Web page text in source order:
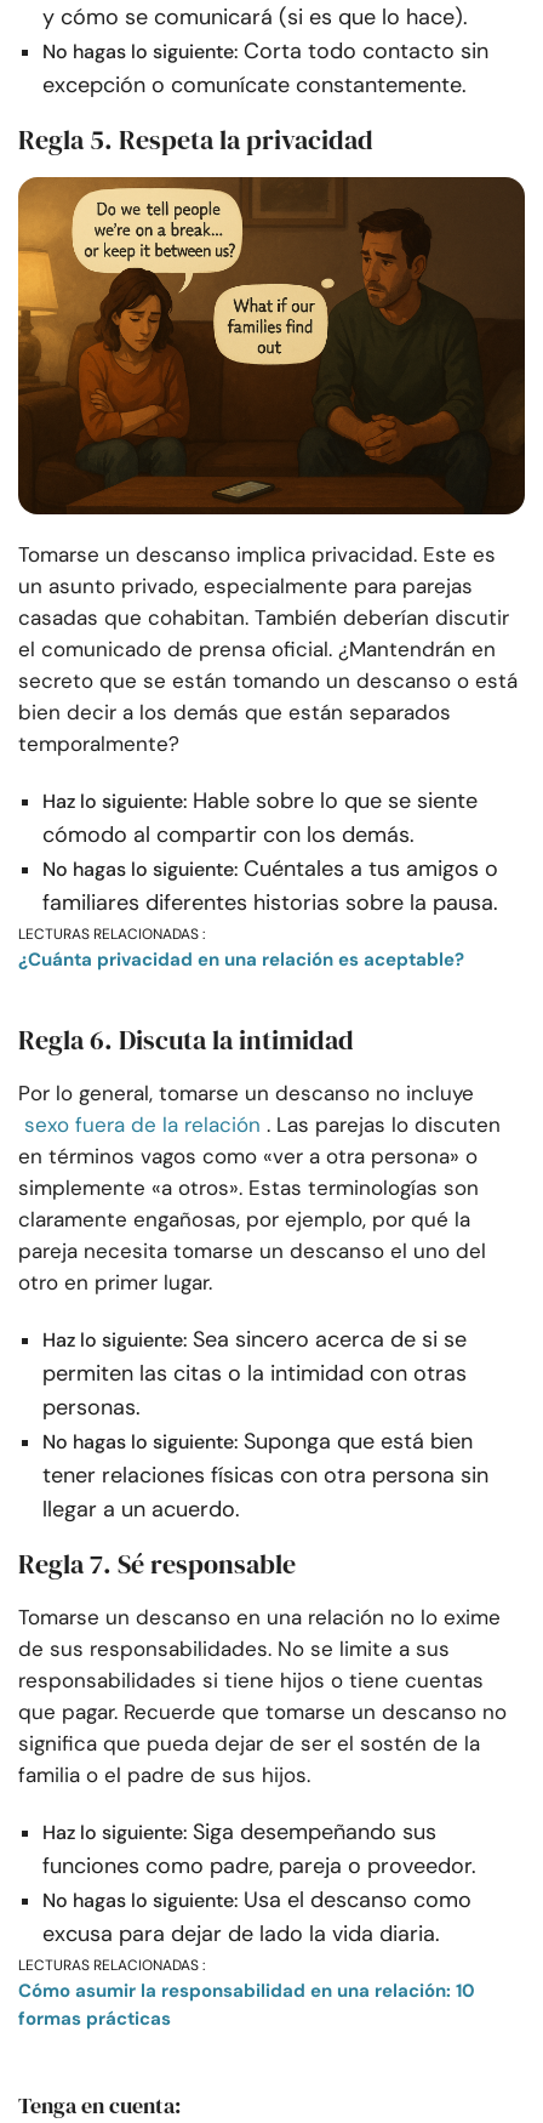
y cómo se comunicará (si es que lo hace).
No hagas lo siguiente: Corta todo contacto sin
excepción o comunícate constantemente.
Regla 5. Respeta la privacidad
Tomarse un descanso implica privacidad. Este es
un asunto privado, especialmente para parejas
casadas que cohabitan. También deberían discutir
el comunicado de prensa oficial. ¿Mantendrán en
secreto que se están tomando un descanso o está
bien decir a los demás que están separados
temporalmente?
Haz lo siguiente: Hable sobre lo que se siente
cómodo al compartir con los demás.
No hagas lo siguiente: Cuéntales a tus amigos o
familiares diferentes historias sobre la pausa.
LECTURAS RELACIONADAS :
¿Cuánta privacidad en una relación es aceptable?
Regla 6. Discuta la intimidad
Por lo general, tomarse un descanso no incluye
sexo fuera de la relación . Las parejas lo discuten
en términos vagos como «ver a otra persona» o
simplemente «a otros». Estas terminologías son
claramente engañosas, por ejemplo, por qué la
pareja necesita tomarse un descanso el uno del
otro en primer lugar.
Haz lo siguiente: Sea sincero acerca de si se
permiten las citas o la intimidad con otras
personas.
No hagas lo siguiente: Suponga que está bien
tener relaciones físicas con otra persona sin
llegar a un acuerdo.
Regla 7. Sé responsable
Tomarse un descanso en una relación no lo exime
de sus responsabilidades. No se limite a sus
responsabilidades si tiene hijos o tiene cuentas
que pagar. Recuerde que tomarse un descanso no
significa que pueda dejar de ser el sostén de la
familia o el padre de sus hijos.
Haz lo siguiente: Siga desempeñando sus
funciones como padre, pareja o proveedor.
No hagas lo siguiente: Usa el descanso como
excusa para dejar de lado la vida diaria.
LECTURAS RELACIONADAS :
Cómo asumir la responsabilidad en una relación: 10
formas prácticas
Tenga en cuenta: